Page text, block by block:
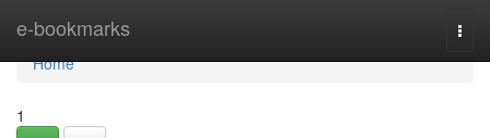
e-bookmarks
Home
Home
1